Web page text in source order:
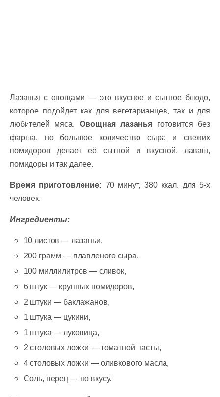
Лазанья с овощами — это вкусное и сытное блюдо,
которое подойдет как для вегетарианцев, так и для
любителей мяса. Овощная лазанья готовится без
фарша, но большое количество сыра и свежих
помидоров делает её сытной и вкусной. лаваш,
помидоры и так далее.
Время приготовление: 70 минут, 380 ккал. для 5-х
человек.
Ингредиенты:
10 листов — лазаньи,
200 грамм — плавленого сыра,
100 миллилитров — сливок,
6 штук — крупных помидоров,
2 штуки — баклажанов,
1 штука — цукини,
1 штука — луковица,
2 столовых ложки — томатной пасты,
4 столовых ложки — оливкового масла,
Соль, перец — по вкусу.